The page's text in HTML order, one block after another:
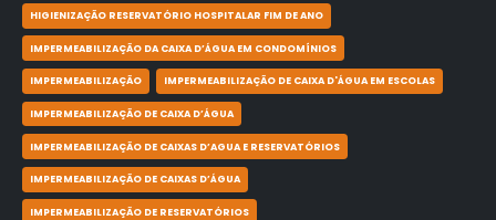
HIGIENIZAÇÃO RESERVATÓRIO HOSPITALAR FIM DE ANO
IMPERMEABILIZAÇÃO DA CAIXA D’ÁGUA EM CONDOMÍNIOS
IMPERMEABILIZAÇÃO IMPERMEABILIZAÇÃO DE CAIXA D'ÁGUA EM ESCOLAS
IMPERMEABILIZAÇÃO DE CAIXA D’ÁGUA
IMPERMEABILIZAÇÃO DE CAIXAS D’AGUA E RESERVATÓRIOS
IMPERMEABILIZAÇÃO DE CAIXAS D’ÁGUA
IMPERMEABILIZAÇÃO DE RESERVATÓRIOS